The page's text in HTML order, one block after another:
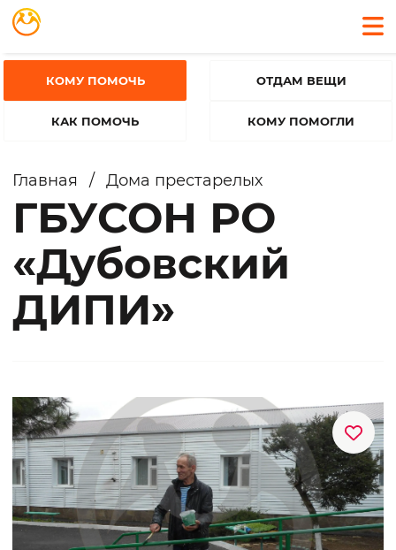
КОМУ ПОМОЧЬ
КАК ПОМОЧЬ
ОТДАМ ВЕЩИ
КОМУ ПОМОГЛИ
Главная / Дома престарелых
ГБУСОН РО
«Дубовский
ДИПИ»